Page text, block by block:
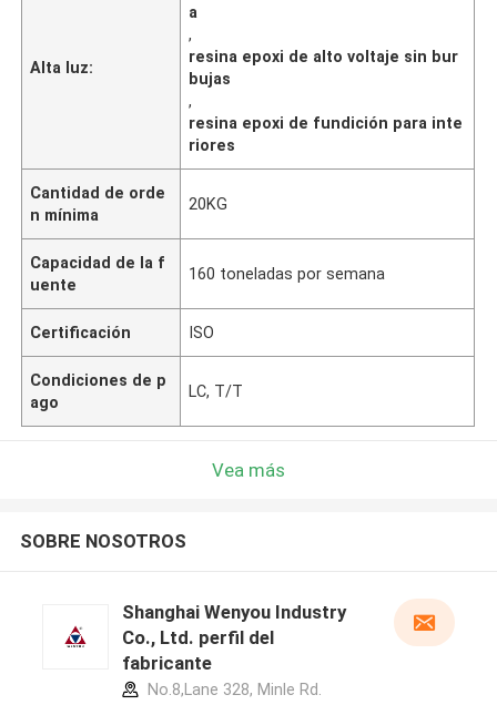
Alta luz:
a
,
resina epoxi de alto voltaje sin bur
bujas
,
resina epoxi de fundición para inte
riores
Cantidad de orde
n mínima
20KG
Capacidad de la f
uente
160 toneladas por semana
Certificación ISO
Condiciones de p
ago
LC, T/T
Vea más
SOBRE NOSOTROS
Shanghai Wenyou Industry
Co., Ltd. perfil del
fabricante
No.8,Lane 328, Minle Rd.